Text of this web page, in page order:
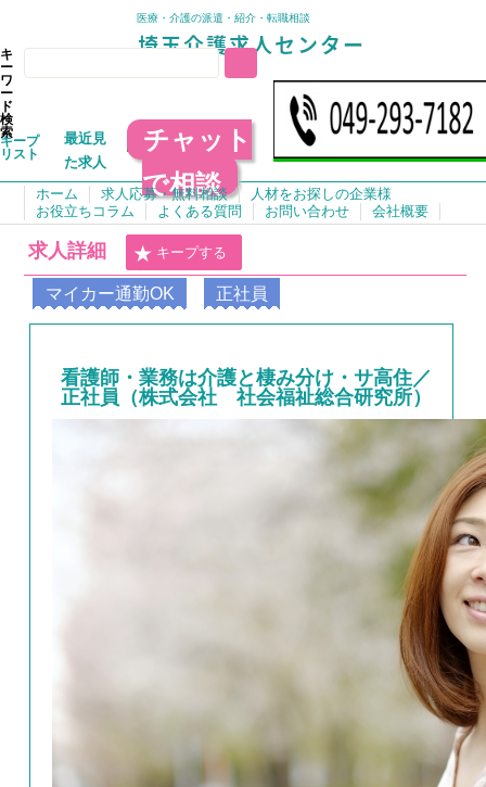
医療・介護の派遣・紹介・転職相談
キ
ー
ワ
ー
ド
検
索
キープ
リスト
最近見
た求人
チャット
で相談
ホーム 求人応募・無料相談
人材をお探しの企業様
お役立ちコラム
よくある質問 お問い合わせ 会社概要
求人詳細 キープする
マイカー通勤OK 正社員
看護師・業務は介護と棲み分け・サ高住／
正社員（株式会社 社会福祉総合研究所）